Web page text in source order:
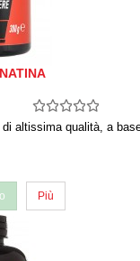
altissima qualità, a
Più